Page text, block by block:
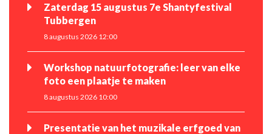
Zaterdag 15 augustus 7e Shantyfestival
Tubbergen
8 augustus 2026 12:00
Workshop natuurfotografie: leer van elke
foto een plaatje te maken
8 augustus 2026 10:00
Presentatie van het muzikale erfgoed van